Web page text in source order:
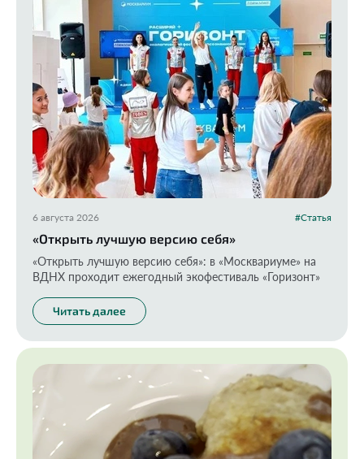
https://www.tvc.ru/channel/brand/id/3105/show/episodes/
6 августа 2026 #Статья
«Открыть лучшую версию себя»
«Открыть лучшую версию себя»: в «Москвариуме» на
ВДНХ проходит ежегодный экофестиваль «Горизонт»
Читать далее